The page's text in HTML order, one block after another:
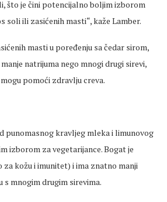
što je čini potencijalno boljim izborom
soli ili zasićenih masti“, kaže Lamber.
masti u poređenju sa čedar sirom,
natrijuma nego mnogi drugi sirevi,
pomoći zdravlju creva.
punomasnog kravljeg mleka i limunovog
izborom za vegetarijance. Bogat je
za kožu i imunitet) i ima znatno manji
s mnogim drugim sirevima.